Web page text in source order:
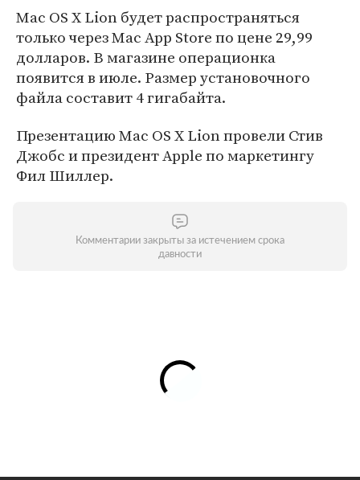
Mac OS X Lion будет распространяться
только через Mac App Store по цене 29,99
долларов. В магазине операционка
появится в июле. Размер установочного
файла составит 4 гигабайта.
Презентацию Mac OS X Lion провели Стив
Джобс и президент Apple по маркетингу
Фил Шиллер.
Комментарии закрыты за истечением срока
давности